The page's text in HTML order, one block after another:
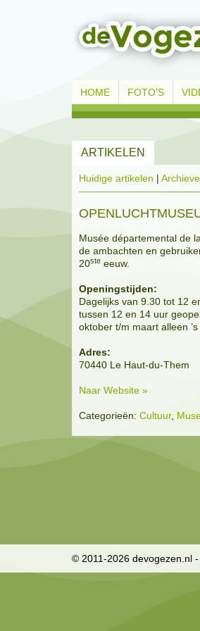
HOME FOTO'S
ARTIKELEN
Huidige artikelen |
Musée départemental de
de ambachten en
20ste eeuw.
Openingstijden:
Dagelijks van 9.30 tot 12
tussen 12 en 14 uur
oktober t/m maart alleen
Adres:
70440 Le Haut-du-Them
Naar Website »
Categorieën: Cultuur,
© 2011-2026 devogezen.nl -